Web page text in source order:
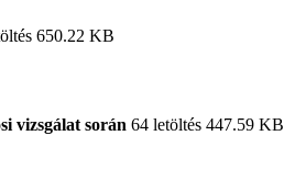
650.22 KB
vizsgálat során 64 letöltés 447.59 KB